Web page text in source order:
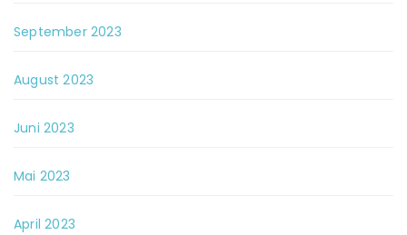
September 2023
August 2023
Juni 2023
Mai 2023
April 2023